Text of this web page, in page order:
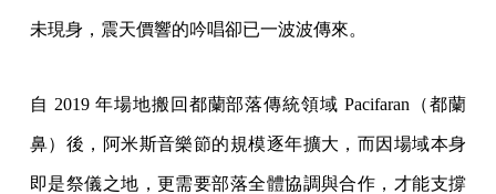
未現身，震天價響的吟唱卻已一波波傳來。
自 2019 年場地搬回都蘭部落傳統領域 Pacifaran（都蘭
鼻）後，阿米斯音樂節的規模逐年擴大，而因場域本身
即是祭儀之地，更需要部落全體協調與合作，才能支撐